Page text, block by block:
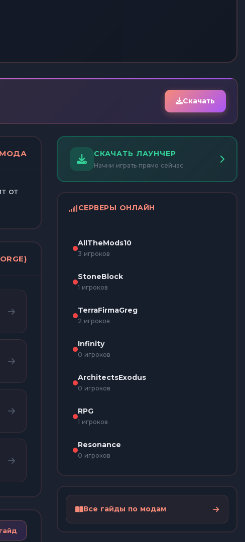
Скачать
от
СКАЧАТЬ ЛАУНЧЕР
Начни играть прямо сейчас
СЕРВЕРЫ ОНЛАЙН
AllTheMods10
3 игроков
StoneBlock
1 игроков
TerraFirmaGreg
2 игроков
Infinity
0 игроков
ArchitectsExodus
0 игроков
RPG
1 игроков
Resonance
0 игроков
Все гайды по модам